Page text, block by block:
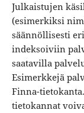
Julkaistujen
(esimerkiksi
säännöllisesti
indeksoiviin
saatavilla
Esimerkkejä
Finna-
tietokannat